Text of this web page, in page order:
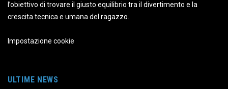
l’obiettivo di trovare il giusto equilibrio tra il divertimento e la
crescita tecnica e umana del ragazzo.
Impostazione cookie
ULTIME NEWS